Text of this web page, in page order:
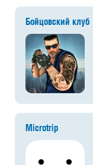
Бойцовский клуб
Microtrip